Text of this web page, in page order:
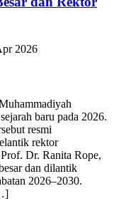
2026
baru pada 2026.
resmi
rektor
Dr. Ranita Rope,
dan dilantik
2026–2030.